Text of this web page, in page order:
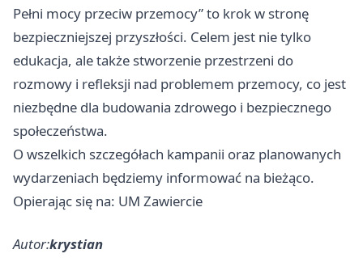
Pełni mocy przeciw przemocy” to krok w stronę
bezpieczniejszej przyszłości. Celem jest nie tylko
edukacja, ale także stworzenie przestrzeni do
rozmowy i refleksji nad problemem przemocy, co jest
niezbędne dla budowania zdrowego i bezpiecznego
społeczeństwa.
O wszelkich szczegółach kampanii oraz planowanych
wydarzeniach będziemy informować na bieżąco.
Opierając się na: UM Zawiercie
Autor:krystian